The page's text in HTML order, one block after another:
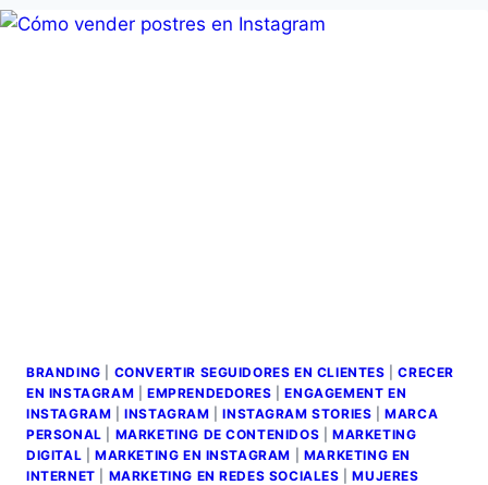
BRANDING CONVERTIR SEGUIDORES EN CLIENTES |CRECER
EN INSTAGRAM
EMPRENDEDORES |ENGAGEMENT EN
INSTAGRAM |INSTAGRAM |INSTAGRAM STORIES |MARCA
PERSONAL
MARKETING DE CONTENIDOS |MARKETING
DIGITAL
MARKETING EN INSTAGRAM
MARKETING EN
INTERNET
MARKETING EN REDES SOCIALES |MUJERES